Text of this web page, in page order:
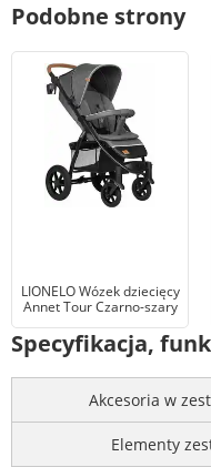
Podobne strony
LIONELO Wózek dziecięcy
Annet Tour Czarno-szary
Specyfikacja,
Akcesoria w
Elementy